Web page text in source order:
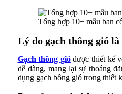
Tổng hợp 10+ mẫu ban
Lý do gạch thông gió
Gạch thông gióđược thiết kế
dễ dàng, mang lại sự thoáng
dụng gạch bông gió trong thiết